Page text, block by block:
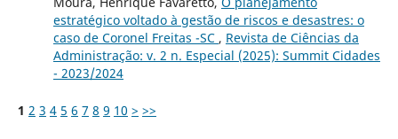
estratégico voltado à gestão de riscos e desastres: o
caso de Coronel Freitas -SC , Revista de Ciências da
Administração: v. 2 n. Especial (2025): Summit Cidades
- 2023/2024
1 2 3 4 5 6 7 8 9 10 > >>